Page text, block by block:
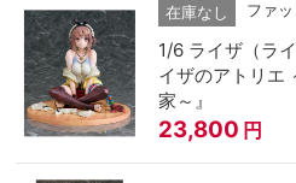
在庫なし ファ
1/6 ライザ（ラ
イザのアトリエ
家～』
23,800 円